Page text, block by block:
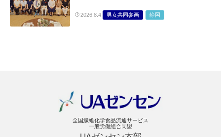
2026.8.4 男女共同参画 静岡
全国繊維化学食品流通サービス
一般労働組合同盟